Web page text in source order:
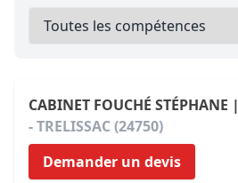
CABINET FOUCHÉ STÉPHANE |
- TRELISSAC (24750)
Demander un devis